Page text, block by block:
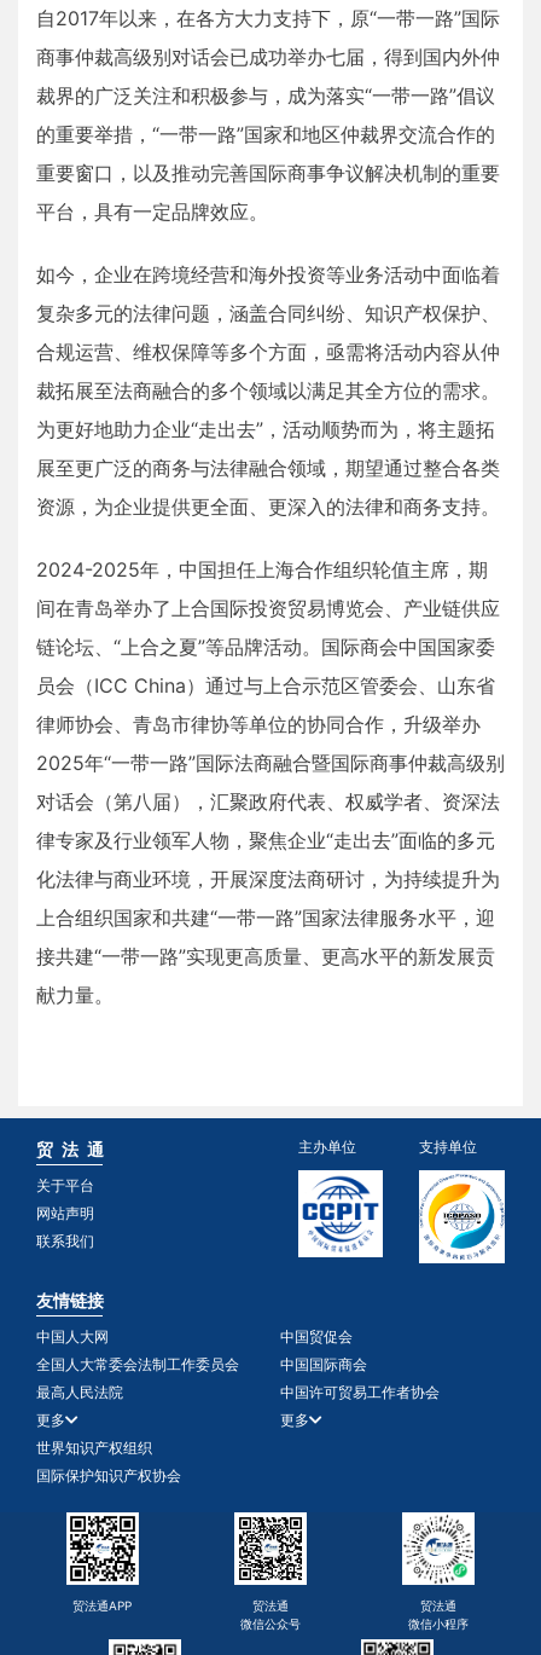
自2017年以来，在各方大力支持下，原“一带一路”国际
商事仲裁高级别对话会已成功举办七届，得到国内外仲
裁界的广泛关注和积极参与，成为落实“一带一路”倡议
的重要举措，“一带一路”国家和地区仲裁界交流合作的
重要窗口，以及推动完善国际商事争议解决机制的重要
平台，具有一定品牌效应。
如今，企业在跨境经营和海外投资等业务活动中面临着
复杂多元的法律问题，涵盖合同纠纷、知识产权保护、
合规运营、维权保障等多个方面，亟需将活动内容从仲
裁拓展至法商融合的多个领域以满足其全方位的需求。
为更好地助力企业“走出去”，活动顺势而为，将主题拓
展至更广泛的商务与法律融合领域，期望通过整合各类
资源，为企业提供更全面、更深入的法律和商务支持。
2024-2025年，中国担任上海合作组织轮值主席，期
间在青岛举办了上合国际投资贸易博览会、产业链供应
链论坛、“上合之夏”等品牌活动。国际商会中国国家委
员会（ICC China）通过与上合示范区管委会、山东省
律师协会、青岛市律协等单位的协同合作，升级举办
2025年“一带一路”国际法商融合暨国际商事仲裁高级别
对话会（第八届），汇聚政府代表、权威学者、资深法
律专家及行业领军人物，聚焦企业“走出去”面临的多元
化法律与商业环境，开展深度法商研讨，为持续提升为
上合组织国家和共建“一带一路”国家法律服务水平，迎
接共建“一带一路”实现更高质量、更高水平的新发展贡
献力量。
贸 法 通
关于平台
网站声明
联系我们
主办单位 支持单位
友情链接
中国人大网
全国人大常委会法制工作委员会
最高人民法院
更多
中国贸促会
中国国际商会
中国许可贸易工作者协会
更多
世界知识产权组织
国际保护知识产权协会
贸法通APP
贸法通
微信公众号
贸法通
微信小程序